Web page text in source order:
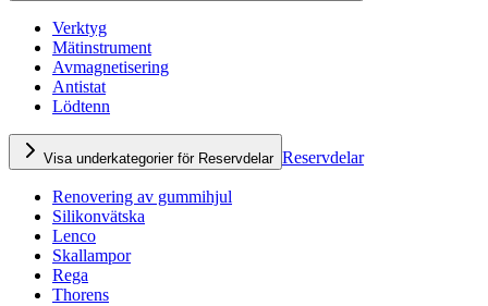
Verktyg
Mätinstrument
Avmagnetisering
Antistat
Lödtenn
Visa underkategorier för Reservdelar Reservdelar
Renovering av gummihjul
Silikonvätska
Lenco
Skallampor
Rega
Thorens